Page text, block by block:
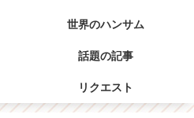
世界のハンサム
話題の記事
リクエスト